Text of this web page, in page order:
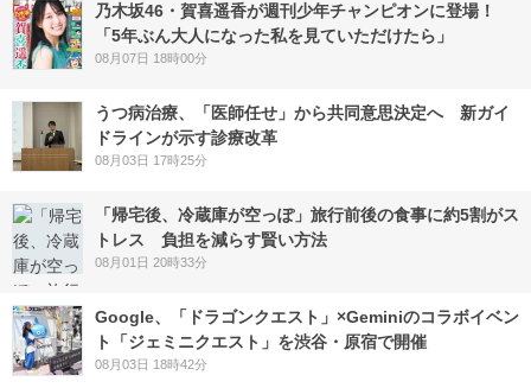
乃木坂46・賀喜遥香が週刊少年チャンピオンに登場！
「5年ぶん大人になった私を見ていただけたら」
08月07日 18時00分
うつ病治療、「医師任せ」から共同意思決定へ 新ガイ
ドラインが示す診療改革
08月03日 17時25分
「帰宅後、冷蔵庫が空っぽ」旅行前後の食事に約5割がス
トレス 負担を減らす賢い方法
08月01日 20時33分
Google、「ドラゴンクエスト」×Geminiのコラボイベン
ト「ジェミニクエスト」を渋谷・原宿で開催
08月03日 18時42分